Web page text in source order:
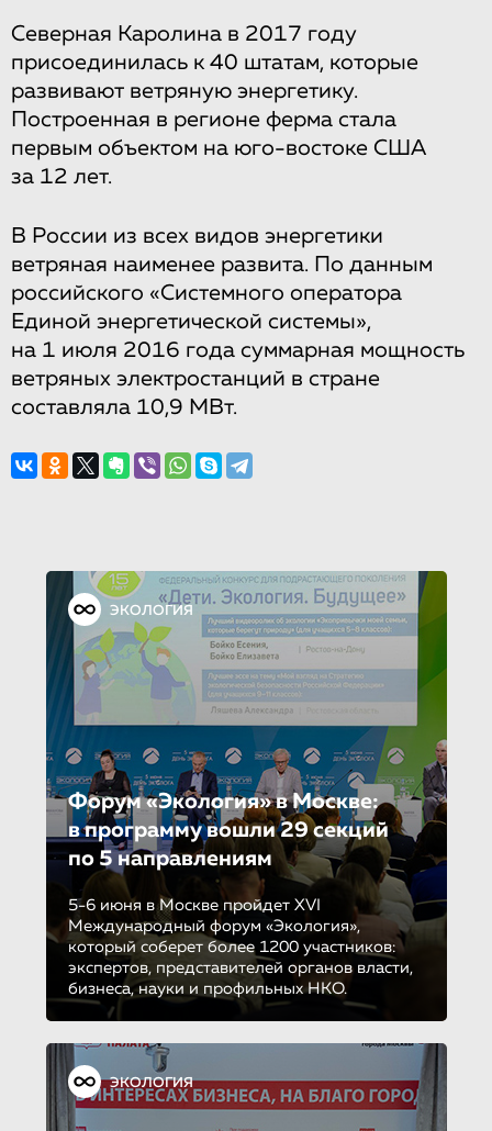
Северная Каролина в 2017 году
присоединилась к 40 штатам, которые
развивают ветряную энергетику.
Построенная в регионе ферма стала
первым объектом на юго-востоке США
за 12 лет.
В России из всех видов энергетики
ветряная наименее развита. По данным
российского «Системного оператора
Единой энергетической системы»,
на 1 июля 2016 года суммарная мощность
ветряных электростанций в стране
составляла 10,9 МВт.
ЭКОЛОГИЯ
Форум «Экология» в Москве:
в программу вошли 29 секций
по 5 направле­ни­ям
5-6 июня в Москве пройдет XVI
Международный форум «Экология»,
который соберет более 1200 участников:
экспертов, представителей органов власти,
бизнеса, науки и профильных НКО.
ЭКОЛОГИЯ